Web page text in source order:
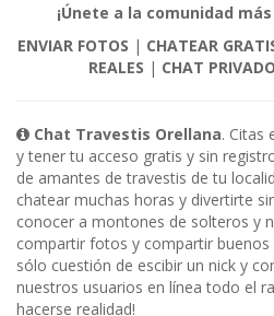
¡Únete a la comunidad
ENVIAR FOTOS | CHATEAR
REALES | CHAT PRIVADO
Chat Travestis Orellana. Citas
y tener tu acceso gratis y sin
de amantes de travestis de tu
chatear muchas horas y divertirte
conocer a montones de solteros y
compartir fotos y compartir
sólo cuestión de escibir un nick y
nuestros usuarios en línea todo el
hacerse realidad!